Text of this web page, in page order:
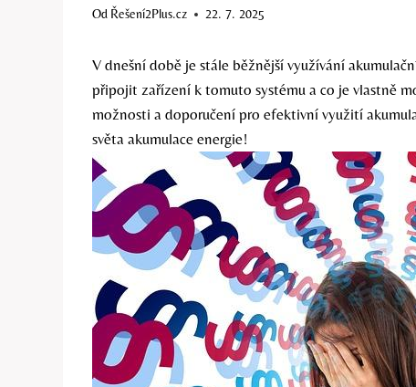
Od Řešení2Plus.cz 22. 7. 2025
V dnešní době je stále běžnější využívání
připojit zařízení k tomuto systému a co je vlastně
možnosti a doporučení pro efektivní využití
světa akumulace energie!